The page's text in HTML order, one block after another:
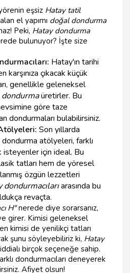
eşsiz Hatay tatil
el yapımı doğal dondurma
Peki, Hatay dondurma
bulunuyor? İşte size
Hatay'ın tarihi
karşınıza çıkacak küçük
genellikle geleneksel
üretirler. Bu
göre taze
dondurmaları bulabilirsiniz.
Son yıllarda
atölyeleri, farklı
için ideal. Bu
tatları hem de yöresel
özgün lezzetleri
dondurmacılarıarasında bu
revaçta.
H"nerede diye sorarsanız,
girer. Kimisi geleneksel
kimisi de yenilikçi tatları
şunu söyleyebiliriz ki, Hatay
birçok seçeneğe sahip.
dondurmacıları deneyerek
Afiyet olsun!